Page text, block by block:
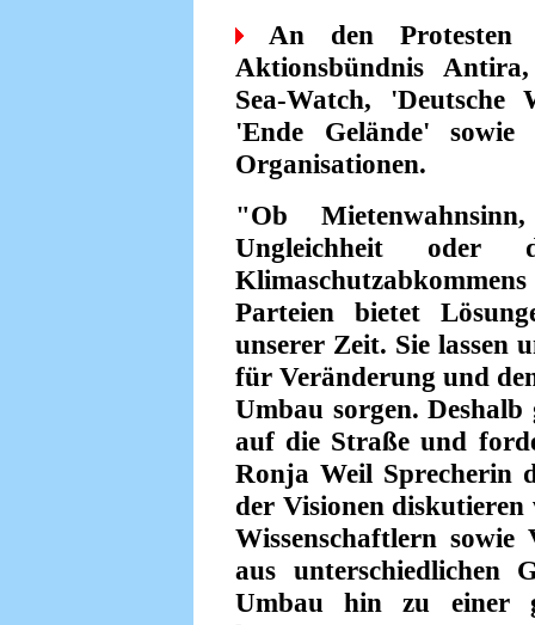
An den Protesten
Aktionsbündnis
Sea-Watch,
'Ende Gelände'
Organisationen.
"Ob
Ungleichheit oder
Parteien bietet
unserer Zeit. Sie lassen
für Veränderung und
Umbau sorgen.
auf die Straße und
Ronja Weil Sprecherin
der Visionen
Wissenschaftlern
aus unterschiedlichen
Umbau hin zu einer